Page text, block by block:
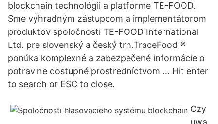
blockchain technológii a platforme TE-FOOD.
Sme výhradným zástupcom a implementátorom
produktov spoločnosti TE-FOOD International
Ltd. pre slovenský a český trh.TraceFood ®
ponúka komplexné a zabezpečené informácie o
potravine dostupné prostredníctvom … Hit enter
to search or ESC to close.
Czy
uwa